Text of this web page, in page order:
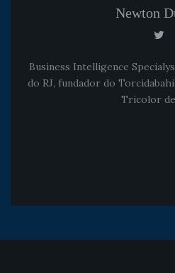
Newton
Business Intelligence
do RJ, fundador do
Tricolor